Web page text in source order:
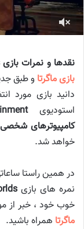
نقدها و نمرات بازی The Outer Worlds :
بازی ماگرتا و طبق
دانید بازی مورد
استودیوی
کامپیوترهای شخصی
خواهد شد.
در همین راستا
نمره های بازی
خوب خود ، خبر از
ماگرتا همراه باشید.